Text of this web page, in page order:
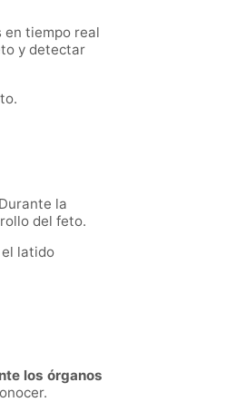
en tiempo real
y detectar
la
del feto.
latido
los órganos